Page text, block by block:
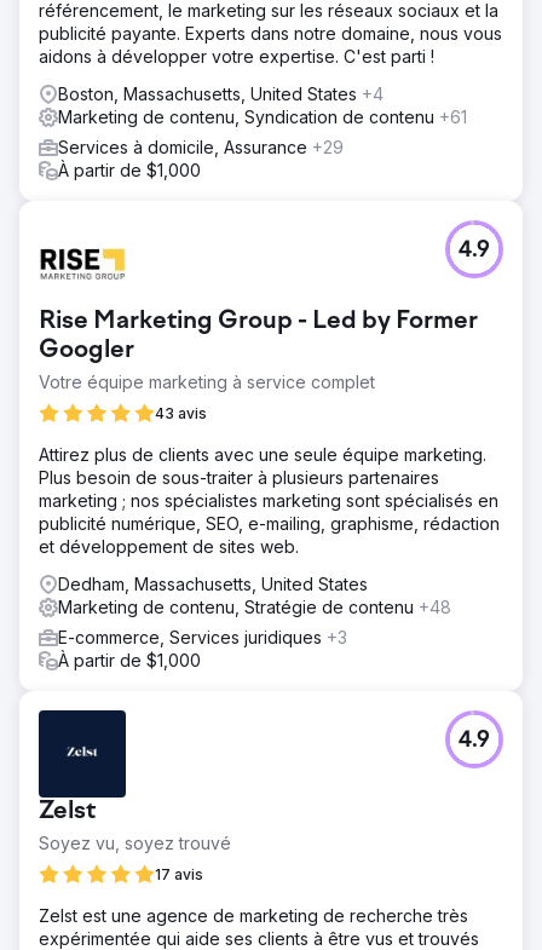
référencement, le marketing sur les réseaux sociaux et la
publicité payante. Experts dans notre domaine, nous vous
aidons à développer votre expertise. C'est parti !
Boston, Massachusetts, United States +4
Marketing de contenu, Syndication de contenu +61
Services à domicile, Assurance +29
À partir de $1,000
Rise Marketing Group - Led by Former
Googler
Votre équipe marketing à service complet
43 avis
4.9
Attirez plus de clients avec une seule équipe marketing.
Plus besoin de sous-traiter à plusieurs partenaires
marketing ; nos spécialistes marketing sont spécialisés en
publicité numérique, SEO, e-mailing, graphisme, rédaction
et développement de sites web.
Dedham, Massachusetts, United States
Marketing de contenu, Stratégie de contenu +48
E-commerce, Services juridiques +3
À partir de $1,000
Zelst
Soyez vu, soyez trouvé
17 avis
4.9
Zelst est une agence de marketing de recherche très
expérimentée qui aide ses clients à être vus et trouvés